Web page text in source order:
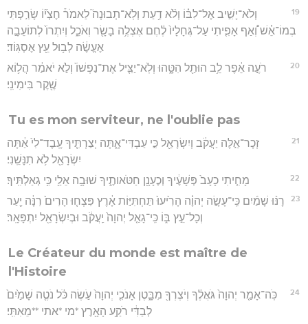
19
וְלֹא־יָשִׁ֣יב אֶל־לִבּ֗וֹ וְלֹ֨א דַ֥עַת וְלֹֽא־תְבוּנָה֮ לֵאמֹר֒ חֶצְי֞וֹ שָׂרַ֣פְתִּי
בְמוֹ־אֵ֗שׁ וְ֠אַף אָפִ֤יתִי עַל־גֶּחָלָיו֙ לֶ֔חֶם אֶצְלֶ֥ה בָשָׂ֖ר וְאֹכֵ֑ל וְיִתְרוֹ֙ לְתוֹעֵבָ֣ה
אֶעֱשֶׂ֔ה לְב֥וּל עֵ֖ץ אֶסְגּֽוֹד׃
20
רֹעֶ֣ה אֵ֔פֶר לֵ֥ב הוּתַ֖ל הִטָּ֑הוּ וְלֹֽא־יַצִּ֤יל אֶת־נַפְשׁוֹ֙ וְלֹ֣א יֹאמַ֔ר הֲל֥וֹא
שֶׁ֖קֶר בִּימִינִֽי׃
Tu es mon serviteur, ne l'oublie pas
21
זְכָר־אֵ֣לֶּה יַעֲקֹ֔ב וְיִשְׂרָאֵ֖ל כִּ֣י עַבְדִּי־אָ֑תָּה יְצַרְתִּ֤יךָ עֶֽבֶד־לִי֙ אַ֔תָּה
יִשְׂרָאֵ֖ל לֹ֥א תִנָּשֵֽׁנִי׃
22 מָחִ֤יתִי כָעָב֙ פְּשָׁעֶ֔יךָ וְכֶעָנָ֖ן חַטֹּאותֶ֑יךָ שׁוּבָ֥ה אֵלַ֖י כִּ֥י גְאַלְתִּֽיךָ׃
23
רָנּ֨וּ שָׁמַ֜יִם כִּֽי־עָשָׂ֣ה יְהוָ֗ה הָרִ֙יעוּ֙ תַּחְתִּיּ֣וֹת אָ֔רֶץ פִּצְח֤וּ הָרִים֙ רִנָּ֔ה יַ֖עַר
וְכָל־עֵ֣ץ בּ֑וֹ כִּֽי־גָאַ֤ל יְהוָה֙ יַֽעֲקֹ֔ב וּבְיִשְׂרָאֵ֖ל יִתְפָּאָֽר׃
Le Créateur du monde est maître de
l'Histoire
24
כֹּֽה־אָמַ֤ר יְהוָה֙ גֹּאֲלֶ֔ךָ וְיֹצֶרְךָ֖ מִבָּ֑טֶן אָנֹכִ֤י יְהוָה֙ עֹ֣שֶׂה כֹּ֔ל נֹטֶ֤ה שָׁמַ֙יִם֙
לְבַדִּ֔י רֹקַ֥ע הָאָ֖רֶץ *מי *אתי **מֵאִתִּֽי׃